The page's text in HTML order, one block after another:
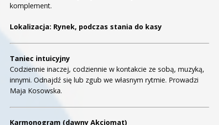
komplement.
Lokalizacja: Rynek, podczas stania do kasy
Taniec intuicyjny
Codziennie inaczej, codziennie w kontakcie ze sobą, muzyką,
innymi. Odnajdź się lub zgub we własnym rytmie. Prowadzi
Maja Kosowska.
Karmonogram (dawny Akcjomat)